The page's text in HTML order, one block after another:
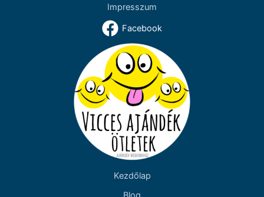
Impresszum
Facebook
Kezdőlap